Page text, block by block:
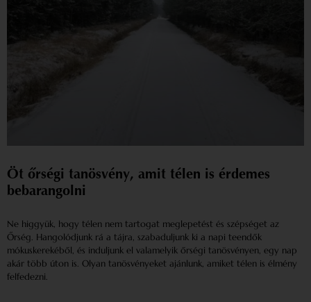
Öt őrségi tanösvény, amit télen is érdemes
bebarangolni
Ne higgyük, hogy télen nem tartogat meglepetést és szépséget az
Őrség. Hangolódjunk rá a tájra, szabaduljunk ki a napi teendők
mókuskerekéből, és induljunk el valamelyik őrségi tanösvényen, egy nap
akár több úton is. Olyan tanösvényeket ajánlunk, amiket télen is élmény
felfedezni.